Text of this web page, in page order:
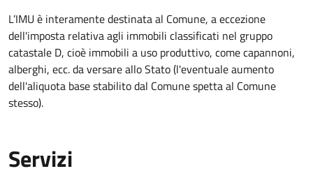
L’IMU è interamente destinata al Comune, a eccezione
dell'imposta relativa agli immobili classificati nel gruppo
catastale D, cioè immobili a uso produttivo, come capannoni,
alberghi, ecc. da versare allo Stato (l'eventuale aumento
dell'aliquota base stabilito dal Comune spetta al Comune
stesso).
Servizi